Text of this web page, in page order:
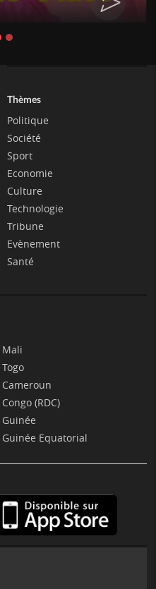
Thèmes
Politique
Société
Sport
Economie
Culture
Technologie
Tribune
Evènement
Santé
Mali
Togo
Cameroun
Congo (RDC)
Guinée
Guinée Equatorial